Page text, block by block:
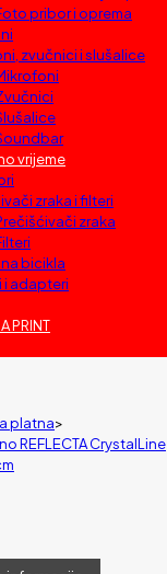
pribor i oprema
zvučnici i slušalice
vrijeme
zraka i filteri
zraka
bicikla
i adapteri
PRINT
platna>
REFLECTA CrystalLine